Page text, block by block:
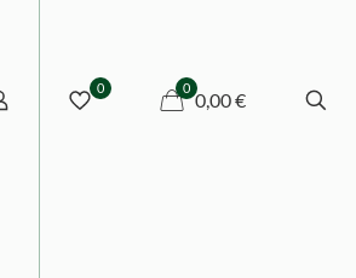
0 0
0,00 €